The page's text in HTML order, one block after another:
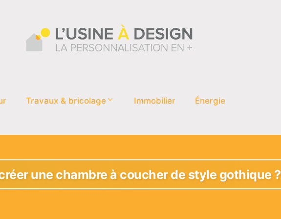
Travaux & bricolage Immobilier Énergie
une chambre à coucher de style gothique ?